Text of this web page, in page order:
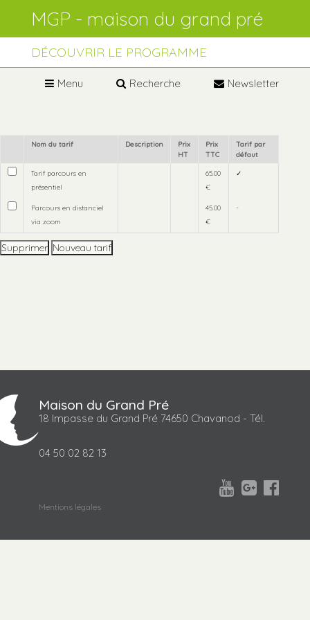
Aller
navigation
personnels
DÉCOUVRIR LE PROGRAMME
Menu Recherche Newsletter
Nom du tarif Description
Prix
HT
Prix
TTC
Tarif par
défaut
Tarif parcours en
présentiel
65.00
€
✓
Parcours en distanciel
via zoom
45.00
€
-
Maison du Grand Pré
18 Impasse du Grand Pré 74650 Chavanod - Tél.
04 50 02 82 13



Mentions légales